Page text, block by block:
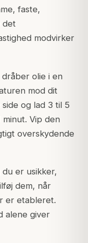
faste,
det
modvirker
olie i en
mod dit
og lad 3 til 5
Vip den
overskydende
er usikker,
dem, når
er etableret.
alene giver